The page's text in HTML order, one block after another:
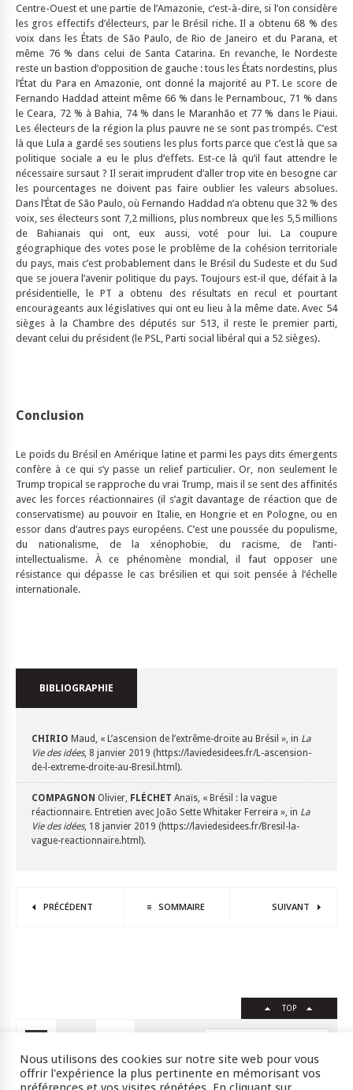
Centre-Ouest et une partie de l’Amazonie, c’est-à-dire, si l’on considère
les gros effectifs d’électeurs, par le Brésil riche. Il a obtenu 68 % des
voix dans les États de São Paulo, de Rio de Janeiro et du Parana, et
même 76 % dans celui de Santa Catarina. En revanche, le Nordeste
reste un bastion d’opposition de gauche : tous les États nordestins, plus
l’État du Para en Amazonie, ont donné la majorité au PT. Le score de
Fernando Haddad atteint même 66 % dans le Pernambouc, 71 % dans
le Ceara, 72 % à Bahia, 74 % dans le Maranhão et 77 % dans le Piaui.
Les électeurs de la région la plus pauvre ne se sont pas trompés. C’est
là que Lula a gardé ses soutiens les plus forts parce que c’est là que sa
politique sociale a eu le plus d’effets. Est-ce là qu’il faut attendre le
nécessaire sursaut ? Il serait imprudent d’aller trop vite en besogne car
les pourcentages ne doivent pas faire oublier les valeurs absolues.
Dans l’État de São Paulo, où Fernando Haddad n’a obtenu que 32 % des
voix, ses électeurs sont 7,2 millions, plus nombreux que les 5,5 millions
de Bahianais qui ont, eux aussi, voté pour lui. La coupure
géographique des votes pose le problème de la cohésion territoriale
du pays, mais c’est probablement dans le Brésil du Sudeste et du Sud
que se jouera l’avenir politique du pays. Toujours est-il que, défait à la
présidentielle, le PT a obtenu des résultats en recul et pourtant
encourageants aux législatives qui ont eu lieu à la même date. Avec 54
sièges à la Chambre des députés sur 513, il reste le premier parti,
devant celui du président (le PSL, Parti social libéral qui a 52 sièges).
Conclusion
Le poids du Brésil en Amérique latine et parmi les pays dits émergents
confère à ce qui s’y passe un relief particulier. Or, non seulement le
Trump tropical se rapproche du vrai Trump, mais il se sent des affinités
avec les forces réactionnaires (il s’agit davantage de réaction que de
conservatisme) au pouvoir en Italie, en Hongrie et en Pologne, ou en
essor dans d’autres pays européens. C’est une poussée du populisme,
du nationalisme, de la xénophobie, du racisme, de l’anti-
intellectualisme. À ce phénomène mondial, il faut opposer une
résistance qui dépasse le cas brésilien et qui soit pensée à l’échelle
internationale.
BIBLIOGRAPHIE
CHIRIO Maud, « L’ascension de l’extrême-droite au Brésil », in La
Vie des idées, 8 janvier 2019 (https://laviedesidees.fr/L-ascension-
de-l-extreme-droite-au-Bresil.html).
COMPAGNON Olivier, FLÉCHET Anaïs, « Brésil : la vague
réactionnaire. Entretien avec João Sette Whitaker Ferreira », in La
Vie des idées, 18 janvier 2019 (https://laviedesidees.fr/Bresil-la-
vague-reactionnaire.html).
PRÉCÉDENT SOMMAIRE SUIVANT
TOP
Nous utilisons des cookies sur notre site web pour vous
offrir l'expérience la plus pertinente en mémorisant vos